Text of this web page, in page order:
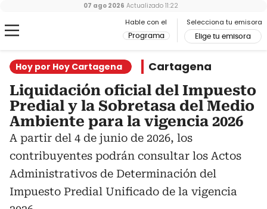
Hable con el
Programa
Selecciona tu emisora
Elige tu emisora
07 ago 2026 Actualizado 11:22
Hoy por Hoy Cartagena Cartagena
Liquidación oficial del Impuesto
Predial y la Sobretasa del Medio
Ambiente para la vigencia 2026
A partir del 4 de junio de 2026, los
contribuyentes podrán consultar los Actos
Administrativos de Determinación del
Impuesto Predial Unificado de la vigencia